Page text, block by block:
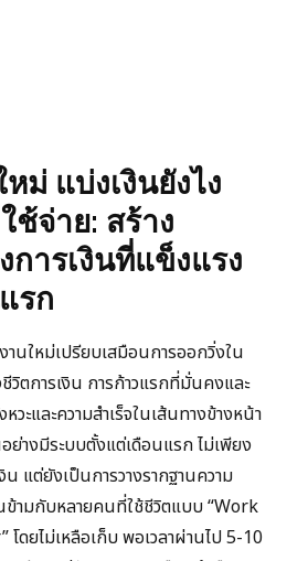
ม่ แบ่งเงินยังไง
ช้จ่าย: สร้าง
การเงินที่แข็งแรง
รก
านใหม่เปรียบเสมือนการออกวิ่งใน
ชีวิตการเงิน การก้าวแรกที่มั่นคงและ
ะและความสำเร็จในเส้นทางข้างหน้า
ย่างมีระบบตั้งแต่เดือนแรก ไม่เพียง
น แต่ยังเป็นการวางรากฐานความ
ามกับหลายคนที่ใช้ชีวิตแบบ “Work
ดยไม่เหลือเก็บ พอเวลาผ่านไป 5-10